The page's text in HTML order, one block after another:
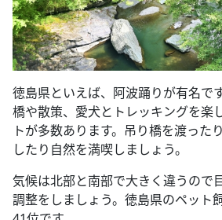
徳島県といえば、阿波踊りが有名で
橋や散策、愛犬とトレッキングを楽
トが多数あります。吊り橋を渡った
したり自然を満喫しましょう。
気候は北部と南部で大きく違うので
調整をしましょう。徳島県のペット